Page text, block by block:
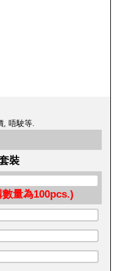
, 唔駛等.
裝
量為100pcs.)